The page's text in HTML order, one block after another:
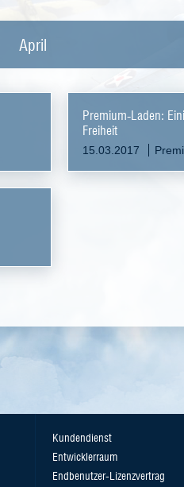
April
Premium-Laden:
Freiheit
15.03.2017
Kundendienst
Entwicklerraum
Endbenutzer-Lizenzvertrag